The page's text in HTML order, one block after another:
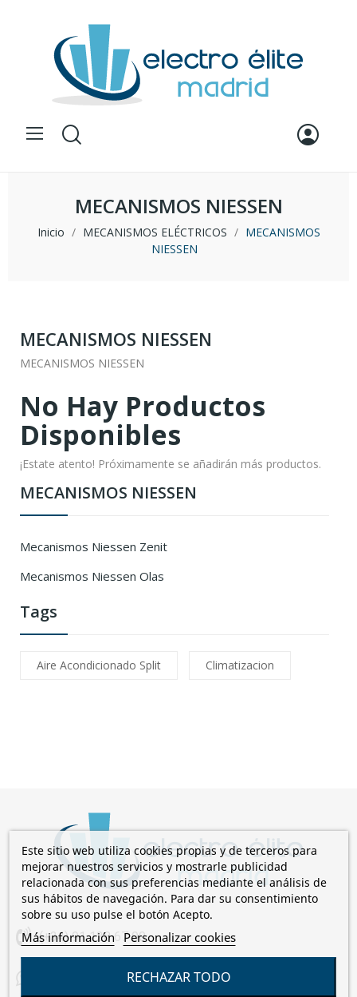
MECANISMOS NIESSEN
Inicio MECANISMOS ELÉCTRICOS
MECANISMOS
NIESSEN
MECANISMOS NIESSEN
Mecanismos Niessen Zenit
Mecanismos Niessen Olas
Tags
Aire Acondicionado Split Climatizacion
MECANISMOS NIESSEN
MECANISMOS NIESSEN
No Hay Productos
Disponibles
¡Estate atento! Próximamente se añadirán más productos.
(+34) 91 128 67 00
+34 659 085 824
Este sitio web utiliza cookies propias y de terceros para
mejorar nuestros servicios y mostrarle publicidad
relacionada con sus preferencias mediante el análisis de
sus hábitos de navegación. Para dar su consentimiento
sobre su uso pulse el botón Acepto.
Más información Personalizar cookies
RECHAZAR TODO